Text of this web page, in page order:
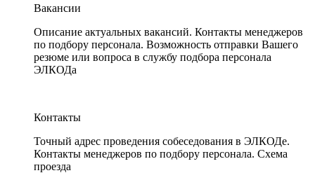
Вакансии
Описание актуальных вакансий. Контакты менеджеров
по подбору персонала. Возможность отправки Вашего
резюме или вопроса в службу подбора персонала
ЭЛКОДа
Контакты
Точный адрес проведения собеседования в ЭЛКОДе.
Контакты менеджеров по подбору персонала. Схема
проезда